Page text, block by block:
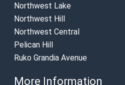
Northwest Lake
Northwest Hill
Northwest Central
Pelican Hill
Ruko Grandia Avenue
More Information